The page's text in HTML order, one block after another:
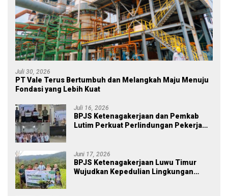
Juli 30, 2026
PT Vale Terus Bertumbuh dan Melangkah Maju Menuju
Fondasi yang Lebih Kuat
Juli 16, 2026
BPJS Ketenagakerjaan dan Pemkab
Lutim Perkuat Perlindungan Pekerja
Juni 17, 2026
BPJS Ketenagakerjaan Luwu Timur
Wujudkan Kepedulian Lingkungan